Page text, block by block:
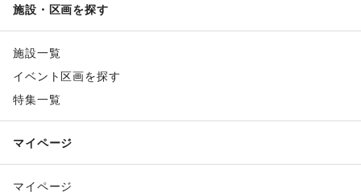
施設・区画を探す
施設一覧
イベント区画を探す
特集一覧
マイページ
マイページ